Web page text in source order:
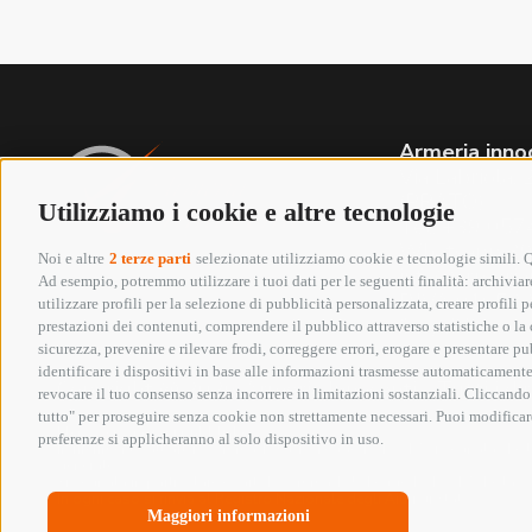
Utilizziamo i cookie e altre tecnologie
Noi e altre 2 terze parti selezionate utilizziamo cookie e tecnologie simili.
Ad esempio, potremmo utilizzare i tuoi dati per le seguenti finalità:
utilizzare profili per la selezione di pubblicità personalizzata, creare profili
prestazioni dei contenuti, comprendere il pubblico attraverso statistiche o
sicurezza, prevenire e rilevare frodi, correggere errori, erogare e
identificare i dispositivi in base alle informazioni trasmesse
revocare il tuo consenso senza incorrere in limitazioni sostanziali.
tutto" per proseguire senza cookie non strettamente necessari. Puoi
preferenze si applicheranno al solo dispositivo in uso.
Maggiori informazioni
Armeria
(PRATO)
Tel. +39
Whatsapp
P.IVA
Seguici su:
Copyright @ 2026 Armeria Innocenti - Tutti i
Elenco erogazioni pubbliche
In riferimento all’art 1, comma 125 bis, Legge 124/2017 si segnala
In ogni caso si rinvia al Registro Nazionale degli Aiuti di Stato.